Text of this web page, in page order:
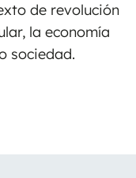
de revolución
la economía
sociedad.